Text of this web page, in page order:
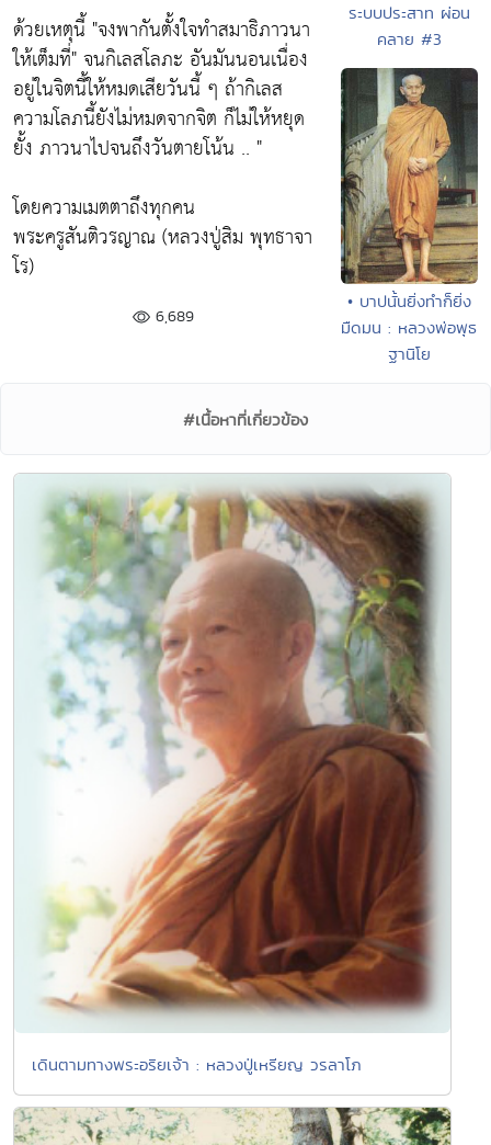
ด้วยเหตุนี้ "จงพากันตั้งใจทำสมาธิภาวนา
ให้เต็มที่"จนกิเลสโลภะ อันมันนอนเนื่อง
อยู่ในจิตนี้ให้หมดเสียวันนี้ ๆ ถ้ากิเลส
ความโลภนี้ยังไม่หมดจากจิต ก็ไม่ให้หยุด
ยั้ง ภาวนาไปจนถึงวันตายโน้น .. "
โดยความเมตตาถึงทุกคน
พระครูสันติวรญาณ (หลวงปู่สิม พุทธาจา
โร)
6,689
ระบบประสาท ผ่อน
คลาย #3
• บาปนั้นยิ่งทำก็ยิ่ง
มืดมน : หลวงพ่อพุธ
ฐานิโย
#เนื้อหาที่เกี่ยวข้อง
เดินตามทางพระอริยเจ้า : หลวงปู่เหรียญ วรลาโภ